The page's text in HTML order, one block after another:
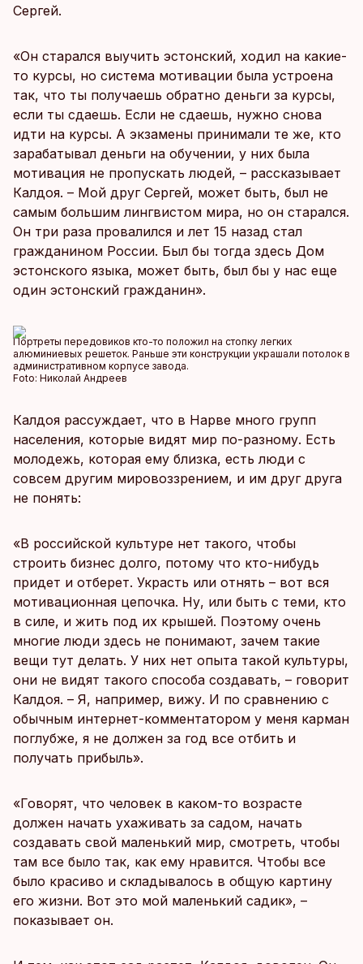
Сергей.
«Он старался выучить эстонский, ходил на какие-
то курсы, но система мотивации была устроена
так, что ты получаешь обратно деньги за курсы,
если ты сдаешь. Если не сдаешь, нужно снова
идти на курсы. А экзамены принимали те же, кто
зарабатывал деньги на обучении, у них была
мотивация не пропускать людей, – рассказывает
Калдоя. – Мой друг Сергей, может быть, был не
самым большим лингвистом мира, но он старался.
Он три раза провалился и лет 15 назад стал
гражданином России. Был бы тогда здесь Дом
эстонского языка, может быть, был бы у нас еще
один эстонский гражданин».
Портреты передовиков кто-то положил на стопку легких
алюминиевых решеток. Раньше эти конструкции украшали потолок в
административном корпусе завода.
Foto: Николай Андреев
Калдоя рассуждает, что в Нарве много групп
населения, которые видят мир по-разному. Есть
молодежь, которая ему близка, есть люди с
совсем другим мировоззрением, и им друг друга
не понять:
«В российской культуре нет такого, чтобы
строить бизнес долго, потому что кто-нибудь
придет и отберет. Украсть или отнять – вот вся
мотивационная цепочка. Ну, или быть с теми, кто
в силе, и жить под их крышей. Поэтому очень
многие люди здесь не понимают, зачем такие
вещи тут делать. У них нет опыта такой культуры,
они не видят такого способа создавать, – говорит
Калдоя. – Я, например, вижу. И по сравнению с
обычным интернет-комментатором у меня карман
поглубже, я не должен за год все отбить и
получать прибыль».
«Говорят, что человек в каком-то возрасте
должен начать ухаживать за садом, начать
создавать свой маленький мир, смотреть, чтобы
там все было так, как ему нравится. Чтобы все
было красиво и складывалось в общую картину
его жизни. Вот это мой маленький садик», –
показывает он.